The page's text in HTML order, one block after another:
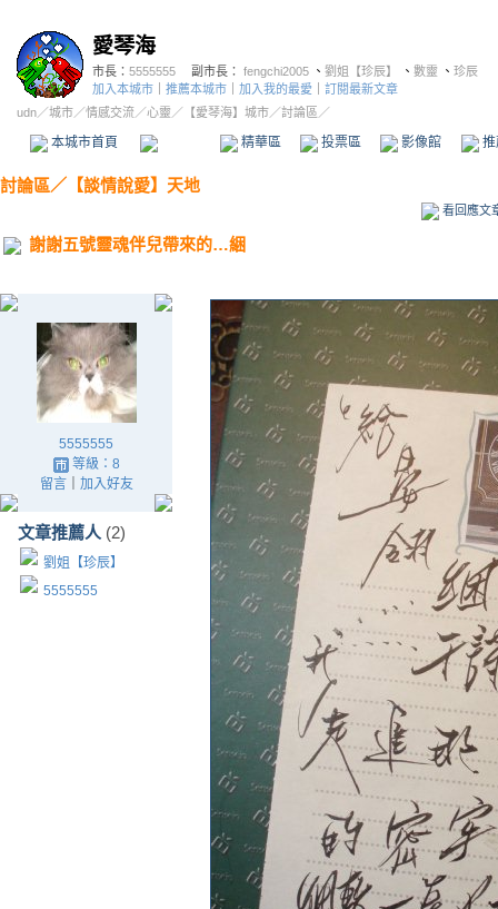
愛琴海
市長： 5555555 副市長： fengchi2005 、 劉姐【珍辰】 、 數靈 、 珍辰
加入本城市
推薦本城市 加入我的最愛
訂閱最新文章
udn／城市／情感交流／心靈 ／ 【愛琴海】城市／討論區／
本城市首頁 精華區 投票區 影像館
討論區／ 【談情說愛】天地
看回應文
謝謝五號靈魂伴兒帶來的…綑
5555555
等級：8
留言｜ 加入好友
文章推薦人 (2)
劉姐【珍辰】
5555555